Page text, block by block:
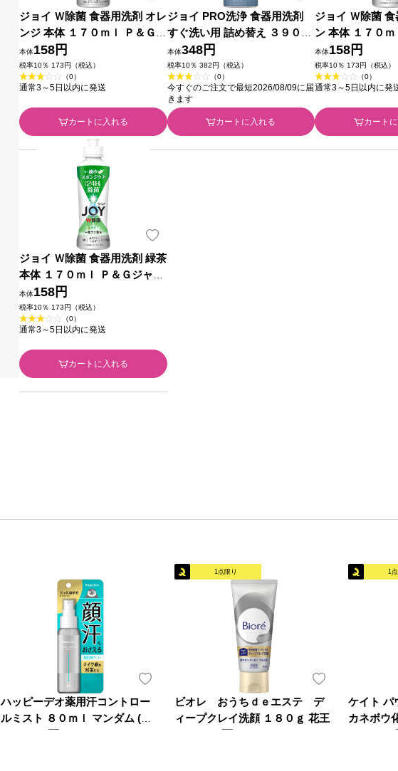
ジョイ Ｗ除菌 食器用洗剤 オレ
ンジ 本体 １７０ｍｌ Ｐ＆Ｇジ
ャパン
本体158円
税率10％ 173円（税込）
（0）
通常3～5日以内に発送
カートに入れる
ジョイ PRO洗浄 食器用洗剤
すぐ洗い用 詰め替え ３９０ｍ
ｌ Ｐ＆Ｇジャパン
本体348円
税率10％ 382円（税込）
（0）
今すぐのご注文で最短2026/08/09に届
きます
カートに入れる
ジョイ Ｗ除菌
ン 本体 １７０ｍ
パン
本体158円
税率10％ 173円（税込）
（0）
通常3～5日以内に発
カート
ジョイ Ｗ除菌 食器用洗剤 緑茶
本体 １７０ｍｌ Ｐ＆Ｇジャパ
ン
本体158円
税率10％ 173円（税込）
（0）
通常3～5日以内に発送
カートに入れる
ハッピーデオ薬用汗コントロー
ルミスト ８０ｍｌ マンダム (医
1点限り
ビオレ おうちｄｅエステ デ
ィープクレイ洗顔 １８０ｇ 花王
1
ケイト パ
カネボウ